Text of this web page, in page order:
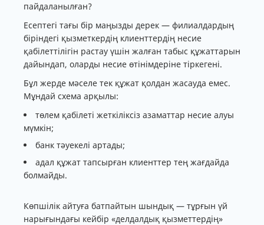
пайдаланылған?
Есептегі тағы бір маңызды дерек — филиалдардың
біріндегі қызметкердің клиенттердің несие
қабілеттілігін растау үшін жалған табыс құжаттарын
дайындап, оларды несие өтінімдеріне тіркегені.
Бұл жерде мәселе тек құжат қолдан жасауда емес.
Мұндай схема арқылы:
төлем қабілеті жеткіліксіз азаматтар несие алуы
мүмкін;
банк тәуекелі артады;
адал құжат тапсырған клиенттер тең жағдайда
болмайды.
Көпшілік айтуға батпайтын шындық — тұрғын үй
нарығындағы кейбір «делдалдық қызметтердің»